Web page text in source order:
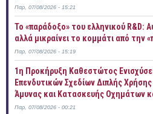
Παρ, 07/08/2026 - 15:21
Το «παράδοξο» του ελληνικού R&D:
αλλά μικραίνει το κομμάτι από την
Παρ, 07/08/2026 - 15:19
1η Προκήρυξη Καθεστώτος
Επενδυτικών Σχεδίων Διπλής
Άμυνας και Κατασκευής Οχημάτων
Παρ, 07/08/2026 - 00:21